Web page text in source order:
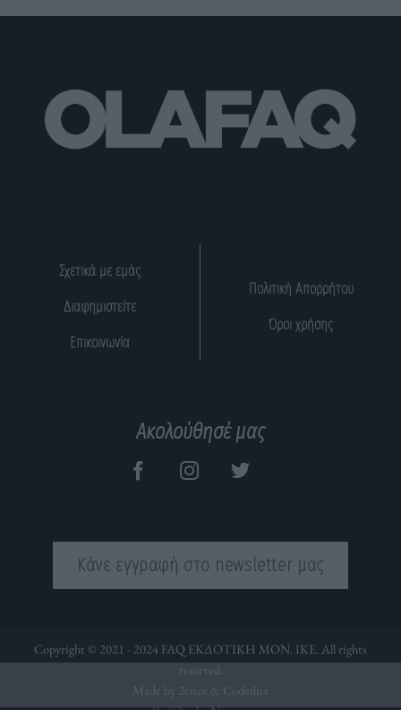
Σχετικά με εμάς
Διαφημιστείτε
Επικοινωνία
Πολιτική Απορρήτου
Όροι χρήσης
Ακολούθησέ μας
Κάνε εγγραφή στο newsletter μας
Copyright © 2021 - 2024 FAQ ΕΚΔΟΤΙΚΗ ΜΟΝ. ΙΚΕ. All rights
reserved.
Made by 2ence & Codedux